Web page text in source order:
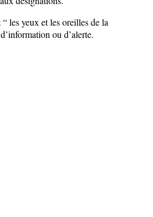
les yeux et les oreilles de la
ou d’alerte.